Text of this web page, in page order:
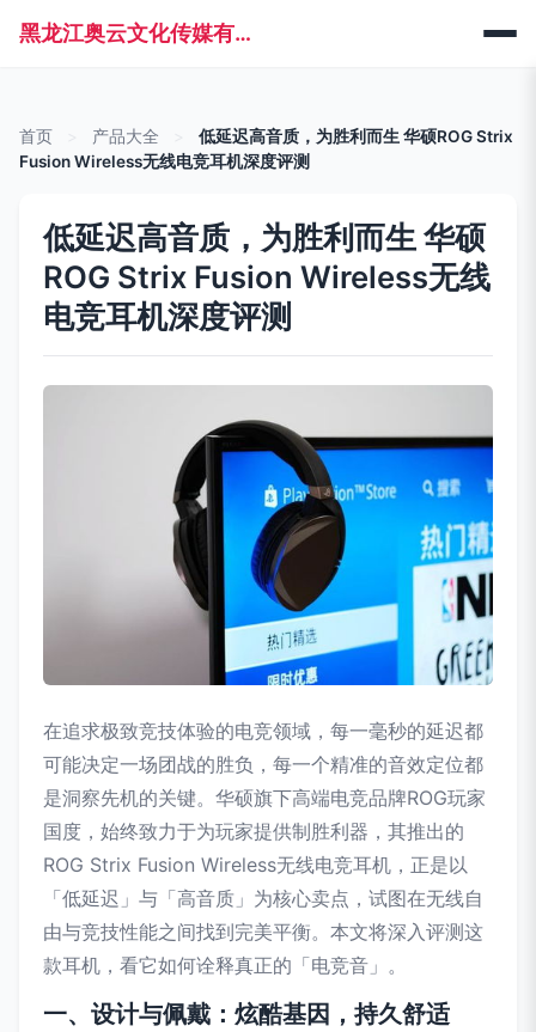
黑龙江奥云文化传媒有限公司
首页 产品大全
低延迟高音质，为胜利而生 华硕ROG Strix
Fusion Wireless无线电竞耳机深度评测
低延迟高音质，为胜利而生 华硕
ROG Strix Fusion Wireless无线
电竞耳机深度评测
在追求极致竞技体验的电竞领域，每一毫秒的延迟都
可能决定一场团战的胜负，每一个精准的音效定位都
是洞察先机的关键。华硕旗下高端电竞品牌ROG玩家
国度，始终致力于为玩家提供制胜利器，其推出的
ROG Strix Fusion Wireless无线电竞耳机，正是以
「低延迟」与「高音质」为核心卖点，试图在无线自
由与竞技性能之间找到完美平衡。本文将深入评测这
款耳机，看它如何诠释真正的「电竞音」。
一、设计与佩戴：炫酷基因，持久舒适